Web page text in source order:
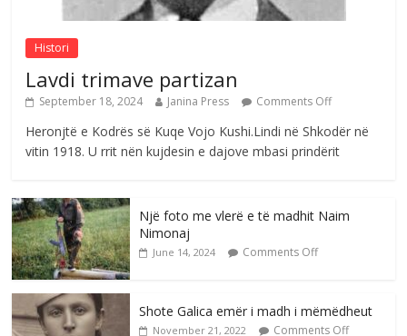
Histori
Lavdi trimave partizan
September 18, 2024 Janina Press Comments Off
Heronjtë e Kodrës së Kuqe Vojo Kushi.Lindi në Shkodër në
vitin 1918. U rrit nën kujdesin e dajove mbasi prindërit
Një foto me vlerë e të madhit Naim
Nimonaj
June 14, 2024 Comments Off
Shote Galica emër i madh i mëmëdheut
November 21, 2022 Comments Off